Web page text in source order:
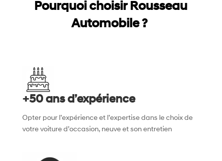
Pourquoi choisir Rousseau
Automobile ?
+50 ans d’expérience
Opter pour l’expérience et l’expertise dans le choix de
votre voiture d’occasion, neuve et son entretien